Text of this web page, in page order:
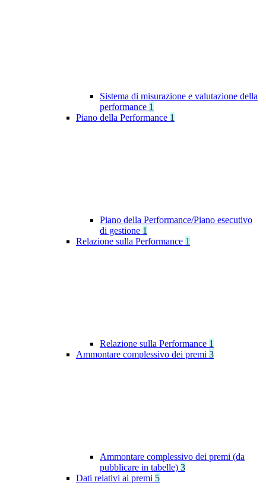
Sistema di misurazione e valutazione della
performance 1
Piano della Performance 1
Piano della Performance/Piano esecutivo
di gestione 1
Relazione sulla Performance 1
Relazione sulla Performance 1
Ammontare complessivo dei premi 3
Ammontare complessivo dei premi (da
pubblicare in tabelle) 3
Dati relativi ai premi 5